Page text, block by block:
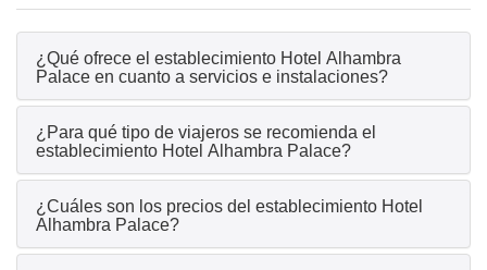
¿Qué ofrece el establecimiento Hotel Alhambra
Palace en cuanto a servicios e instalaciones?
¿Para qué tipo de viajeros se recomienda el
establecimiento Hotel Alhambra Palace?
¿Cuáles son los precios del establecimiento Hotel
Alhambra Palace?